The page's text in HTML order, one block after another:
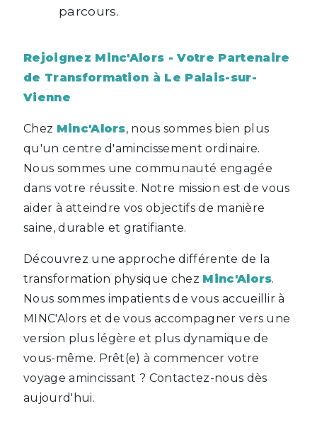
parcours.
Rejoignez Minc'Alors - Votre Partenaire
de Transformation à Le Palais-sur-
Vienne
Chez Minc'Alors, nous sommes bien plus
qu'un centre d'amincissement ordinaire.
Nous sommes une communauté engagée
dans votre réussite. Notre mission est de vous
aider à atteindre vos objectifs de manière
saine, durable et gratifiante.
Découvrez une approche différente de la
transformation physique chez Minc'Alors.
Nous sommes impatients de vous accueillir à
MINC'Alors et de vous accompagner vers une
version plus légère et plus dynamique de
vous-même. Prêt(e) à commencer votre
voyage amincissant ? Contactez-nous dès
aujourd'hui.